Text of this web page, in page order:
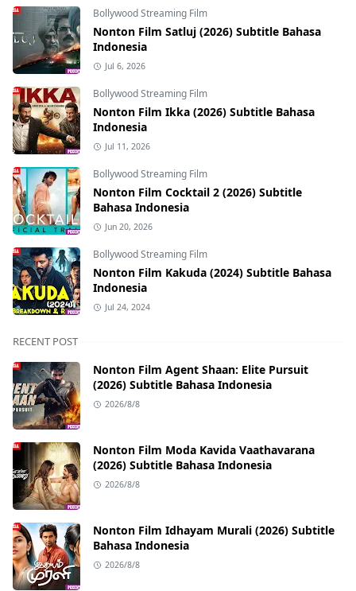
Bollywood Streaming Film
Nonton Film Satluj (2026) Subtitle Bahasa
Indonesia
Jul 6, 2026
Bollywood Streaming Film
Nonton Film Ikka (2026) Subtitle Bahasa
Indonesia
Jul 11, 2026
Bollywood Streaming Film
Nonton Film Cocktail 2 (2026) Subtitle
Bahasa Indonesia
Jun 20, 2026
Bollywood Streaming Film
Nonton Film Kakuda (2024) Subtitle Bahasa
Indonesia
Jul 24, 2024
RECENT POST
Nonton Film Agent Shaan: Elite Pursuit
(2026) Subtitle Bahasa Indonesia
2026/8/8
Nonton Film Moda Kavida Vaathavarana
(2026) Subtitle Bahasa Indonesia
2026/8/8
Nonton Film Idhayam Murali (2026) Subtitle
Bahasa Indonesia
2026/8/8